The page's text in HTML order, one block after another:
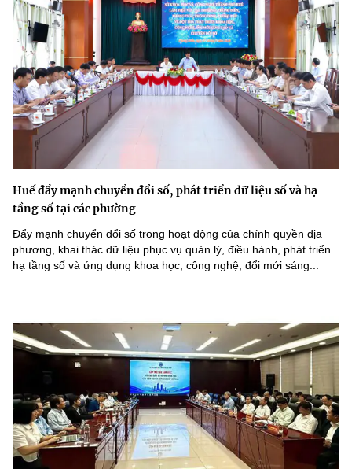
Huế đẩy mạnh chuyển đổi số, phát triển dữ liệu số và hạ
tầng số tại các phường
Đẩy mạnh chuyển đổi số trong hoạt động của chính quyền địa
phương, khai thác dữ liệu phục vụ quản lý, điều hành, phát triển
hạ tầng số và ứng dụng khoa học, công nghệ, đổi mới sáng...